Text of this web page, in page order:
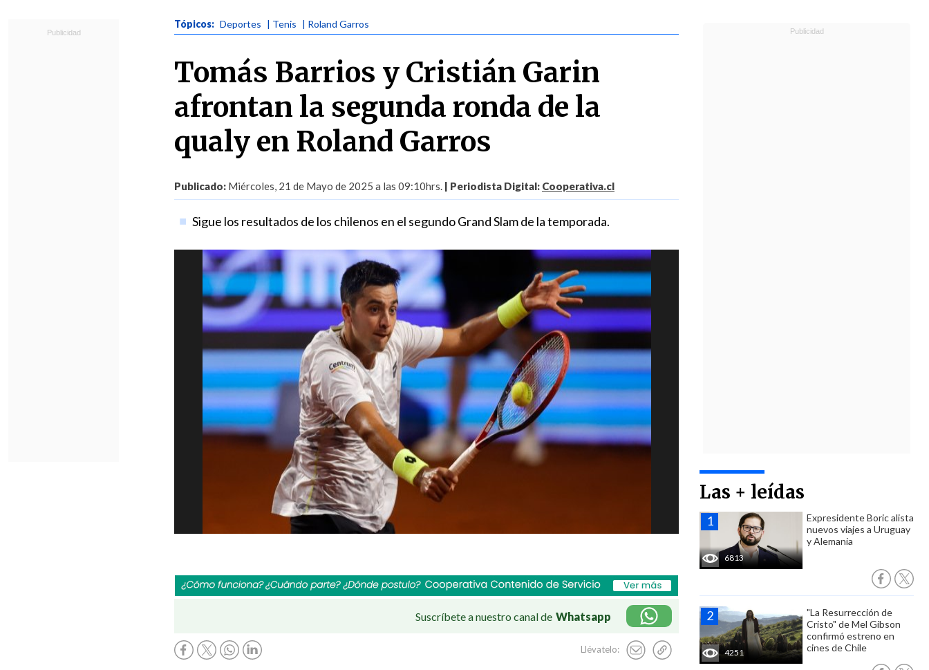
Tópicos: Deportes | Tenis | Roland Garros
Tomás Barrios y Cristián Garin
afrontan la segunda ronda de la
qualy en Roland Garros
Publicado: Miércoles, 21 de Mayo de 2025 a las 09:10hrs. | Periodista Digital: Cooperativa.cl
Sigue los resultados de los chilenos en el segundo Grand Slam de la temporada.
Suscríbete a nuestro canal de Whatsapp
Llévatelo:
Las + leídas
6813
Expresidente Boric alista
nuevos viajes a Uruguay
y Alemania
4251
"La Resurrección de
Cristo" de Mel Gibson
confirmó estreno en
cines de Chile